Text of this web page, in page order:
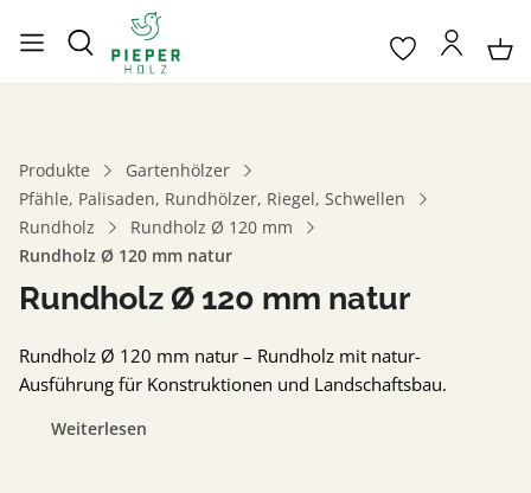
Produkte
Gartenhölzer
Pfähle, Palisaden, Rundhölzer, Riegel, Schwellen
Rundholz
Rundholz Ø 120 mm
Rundholz Ø 120 mm natur
Rundholz Ø 120 mm natur
Rundholz Ø 120 mm natur – Rundholz mit natur-
Ausführung für Konstruktionen und Landschaftsbau.
Weiterlesen